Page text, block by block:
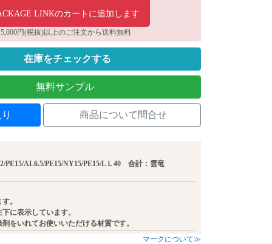
LINKのカートに追加します
5,000円(税抜)以上のご注文から送料無料
在庫をチェックする
無料サンプル
商品について問合せ
PE15/AL6.5/PE15/NY15/PE15/LＬ40 合計：雲竜
。
に表示しています。
をいれてお使いいただける材質です。
マークについて≫